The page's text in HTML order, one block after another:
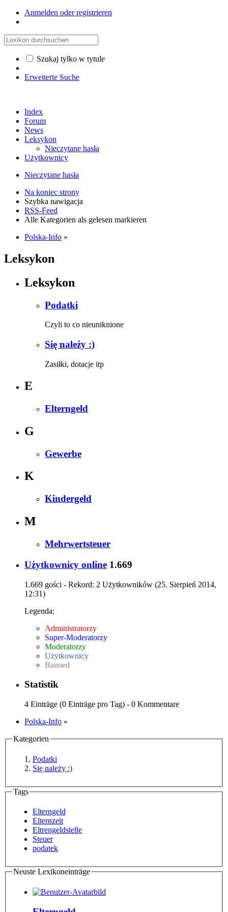
Anmelden oder registrieren
Szukaj tylko w tytule
Erweiterte Suche
Index
Forum
News
Leksykon
Nieczytane hasła
Użytkownicy
Nieczytane hasła
Na koniec strony
Szybka nawigacja
RSS-Feed
Alle Kategorien als gelesen markieren
Polska-Info »
Leksykon
Leksykon
Podatki
Czyli to co nieuniknione
Się należy :)
Zasiłki, dotacje itp
E
Elterngeld
G
Gewerbe
K
Kindergeld
M
Mehrwertsteuer
Użytkownicy online 1.669
1.669 gości - Rekord: 2 Użytkowników (25. Sierpień 2014,
12:31)
Legenda:
Administratorzy
Super-Moderatorzy
Moderatorzy
Użytkownicy
Banned
Statistik
4 Einträge (0 Einträge pro Tag) - 0 Kommentare
Polska-Info »
Kategorien
Podatki
Się należy :)
Tags
Elterngeld
Elternzeit
Eltrengeldstelle
Steuer
podatek
Neuste Lexikoneinträge